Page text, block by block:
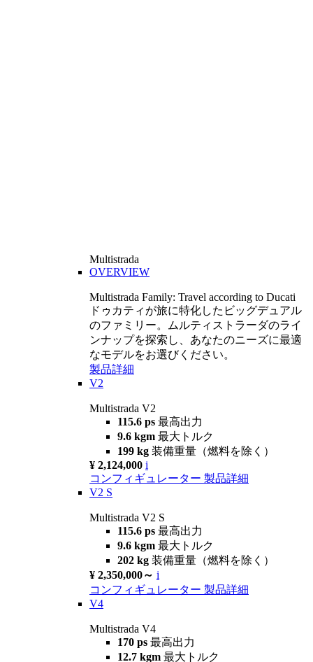
Multistrada
OVERVIEW
Multistrada Family: Travel according to Ducati
ドゥカティが旅に特化したビッグデュアル
のファミリー。ムルティストラーダのライ
ンナップを探索し、あなたのニーズに最適
なモデルをお選びください。
製品詳細
V2
Multistrada V2
115.6 ps 最高出力
9.6 kgm 最大トルク
199 kg 装備重量（燃料を除く）
¥ 2,124,000 i
コンフィギュレーター 製品詳細
V2 S
Multistrada V2 S
115.6 ps 最高出力
9.6 kgm 最大トルク
202 kg 装備重量（燃料を除く）
¥ 2,350,000～ i
コンフィギュレーター 製品詳細
V4
Multistrada V4
170 ps 最高出力
12.7 kgm 最大トルク